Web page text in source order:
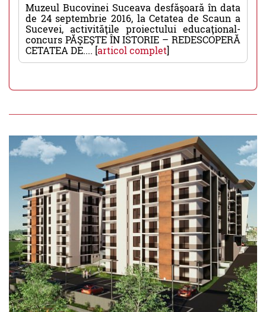
Muzeul Bucovinei Suceava desfăşoară în data
de 24 septembrie 2016, la Cetatea de Scaun a
Sucevei, activităţile proiectului educaţional-
concurs PĂŞEŞTE ÎN ISTORIE – REDESCOPERĂ
CETATEA DE.... [articol complet]